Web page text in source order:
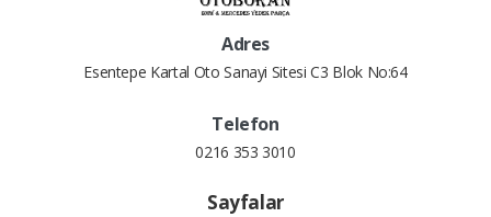
Adres
Esentepe Kartal Oto Sanayi Sitesi C3 Blok No:64
Telefon
0216 353 3010
Sayfalar